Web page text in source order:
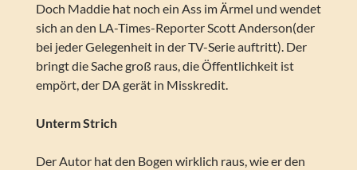
Doch Maddie hat noch ein Ass im Ärmel und wendet
sich an den LA-Times-Reporter Scott Anderson(der
bei jeder Gelegenheit in der TV-Serie auftritt). Der
bringt die Sache groß raus, die Öffentlichkeit ist
empört, der DA gerät in Misskredit.
Unterm Strich
Der Autor hat den Bogen wirklich raus, wie er den